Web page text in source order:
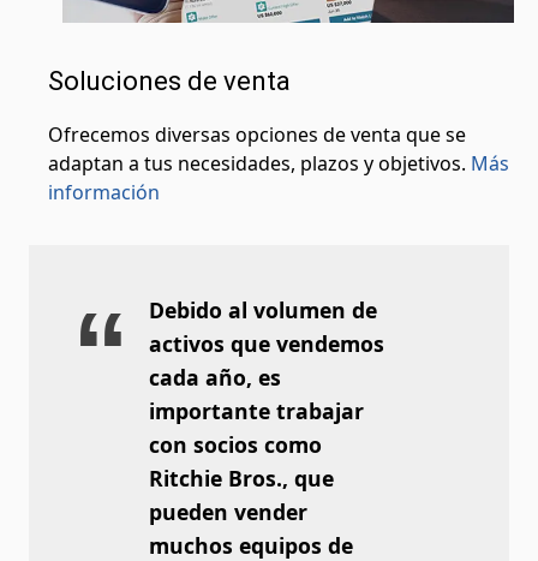
Soluciones de venta
Ofrecemos diversas opciones de venta que se
adaptan a tus necesidades, plazos y objetivos. Más
información
Debido al volumen de
activos que vendemos
cada año, es
importante trabajar
con socios como
Ritchie Bros., que
pueden vender
muchos equipos de